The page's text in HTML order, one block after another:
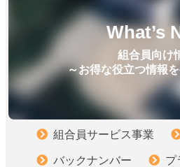
What’s
組合員向け
～お得な役立つ情報
組合員サービス事業
バックナンバー プ